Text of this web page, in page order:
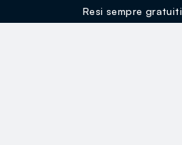
Resi sempre gratuiti